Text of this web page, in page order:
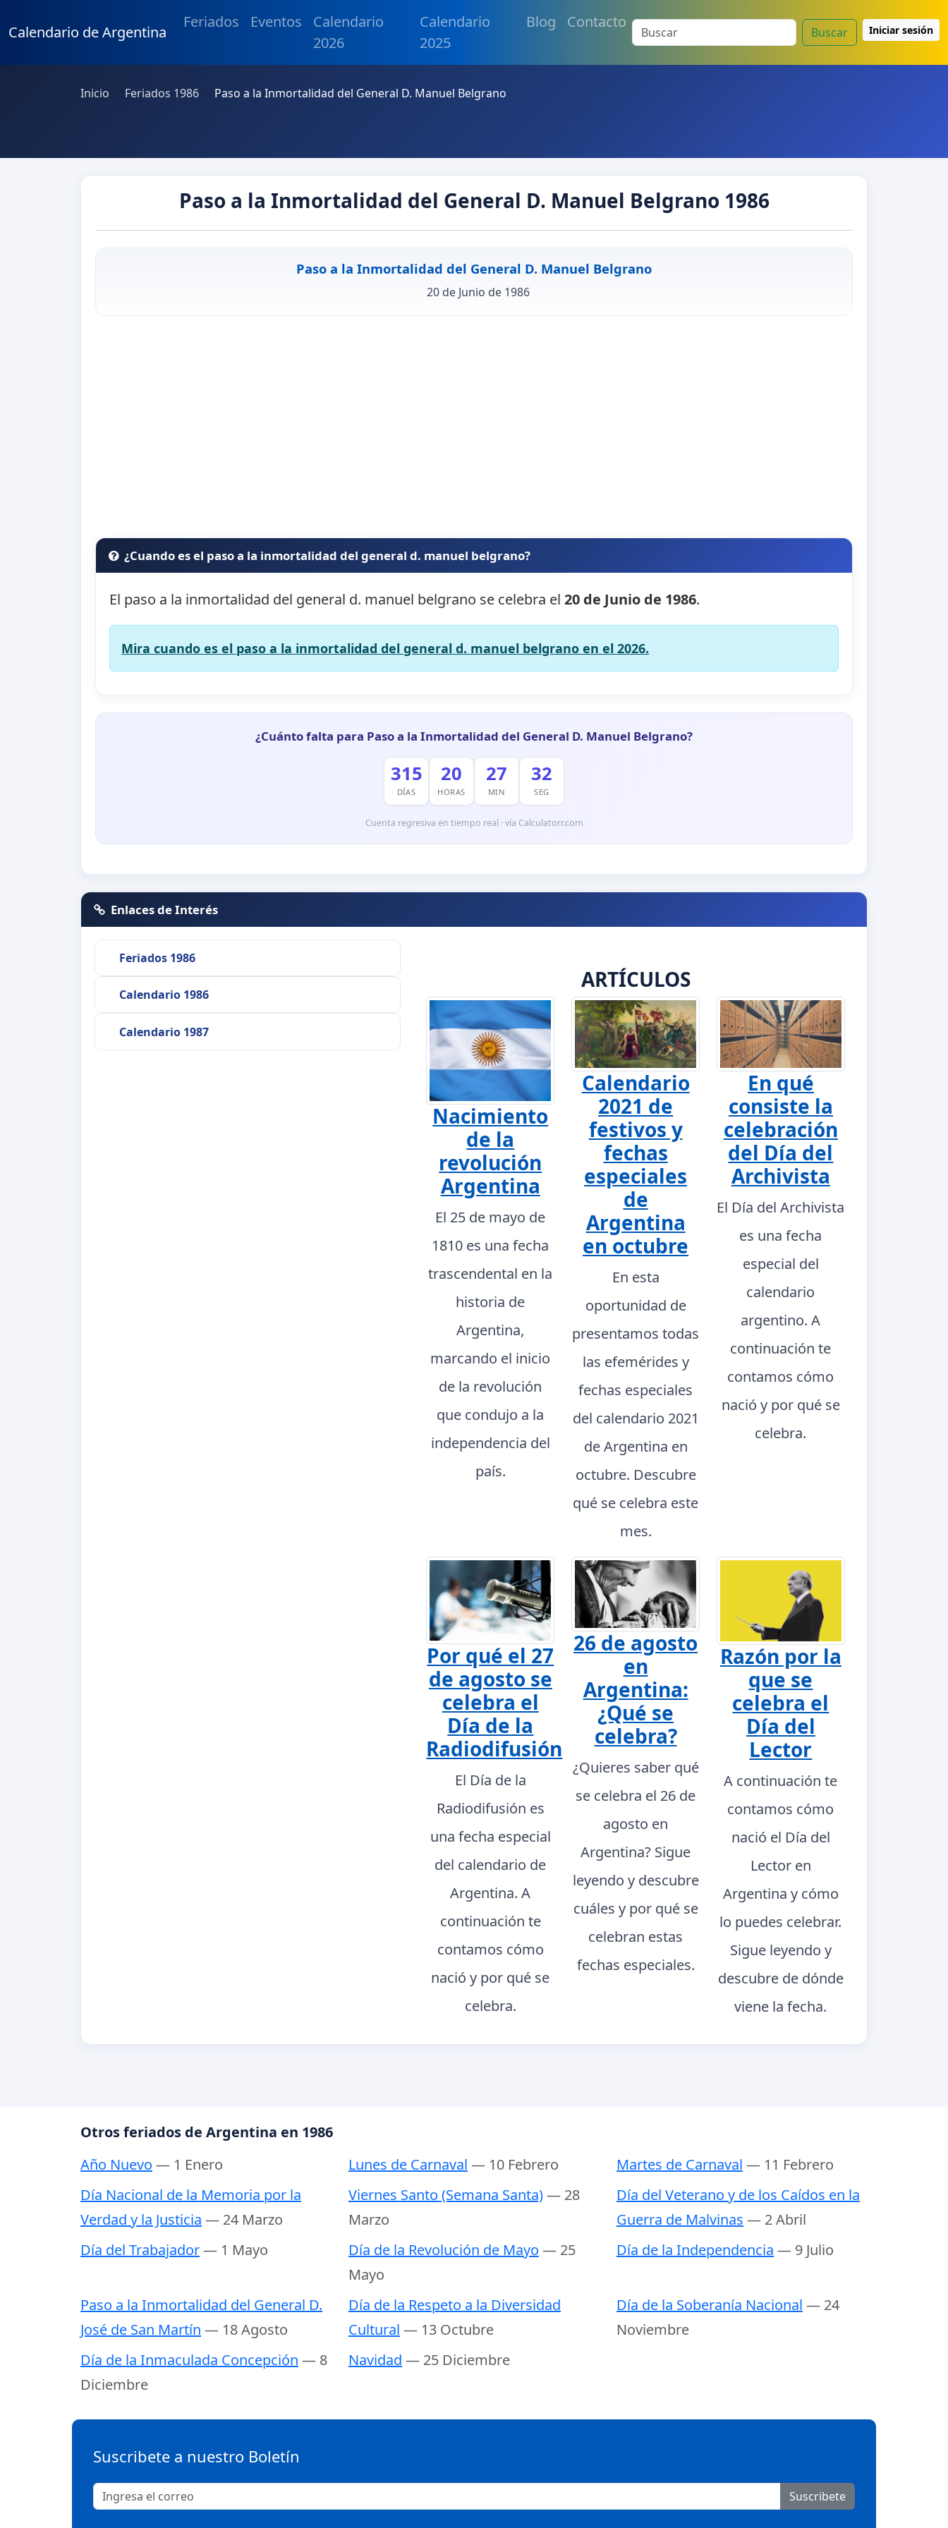
Calendario de Argentina
Feriados Eventos
Calendario
2026
Calendario
2025
Blog Contacto
Buscar Iniciar sesión
Inicio Feriados 1986 Paso a la Inmortalidad del General D. Manuel Belgrano
Paso a la Inmortalidad del General D. Manuel Belgrano 1986
Paso a la Inmortalidad del General D. Manuel Belgrano
20 de Junio de 1986
¿Cuando es el paso a la inmortalidad del general d. manuel belgrano?
El paso a la inmortalidad del general d. manuel belgrano se celebra el20 de Junio de 1986.
Mira cuando es el paso a la inmortalidad del general d. manuel belgrano en el 2026.
¿Cuánto falta para Paso a la Inmortalidad del General D. Manuel Belgrano?
315
DÍAS
20
HORAS
27
MIN
31
SEG
Cuenta regresiva en tiempo real · vía Calculatorr.com
Enlaces de Interés
Feriados 1986
Calendario 1986
Calendario 1987
ARTÍCULOS
Nacimiento
de la
revolución
Argentina
El 25 de mayo de
1810 es una fecha
trascendental en la
historia de
Argentina,
marcando el inicio
de la revolución
que condujo a la
independencia del
país.
Calendario
2021 de
festivos y
fechas
especiales
de
Argentina
en octubre
En esta
oportunidad de
presentamos todas
las efemérides y
fechas especiales
del calendario 2021
de Argentina en
octubre. Descubre
qué se celebra este
mes.
En qué
consiste la
celebración
del Día del
Archivista
El Día del Archivista
es una fecha
especial del
calendario
argentino. A
continuación te
contamos cómo
nació y por qué se
celebra.
Por qué el 27
de agosto se
celebra el
Día de la
Radiodifusión
El Día de la
Radiodifusión es
una fecha especial
del calendario de
Argentina. A
continuación te
contamos cómo
nació y por qué se
celebra.
26 de agosto
en
Argentina:
¿Qué se
celebra?
¿Quieres saber qué
se celebra el 26 de
agosto en
Argentina? Sigue
leyendo y descubre
cuáles y por qué se
celebran estas
fechas especiales.
Razón por la
que se
celebra el
Día del
Lector
A continuación te
contamos cómo
nació el Día del
Lector en
Argentina y cómo
lo puedes celebrar.
Sigue leyendo y
descubre de dónde
viene la fecha.
Otros feriados de Argentina en 1986
Año Nuevo — 1 Enero Lunes de Carnaval — 10 Febrero Martes de Carnaval — 11 Febrero
Día Nacional de la Memoria por la
Verdad y la Justicia — 24 Marzo
Viernes Santo (Semana Santa)— 28
Marzo
Día del Veterano y de los Caídos en la
Guerra de Malvinas — 2 Abril
Día del Trabajador— 1 Mayo Día de la Revolución de Mayo — 25
Mayo
Día de la Independencia — 9 Julio
Paso a la Inmortalidad del General D.
José de San Martín — 18 Agosto
Día de la Respeto a la Diversidad
Cultural — 13 Octubre
Día de la Soberanía Nacional — 24
Noviembre
Día de la Inmaculada Concepción — 8
Diciembre
Navidad — 25 Diciembre
Suscribete a nuestro Boletín
Suscribete